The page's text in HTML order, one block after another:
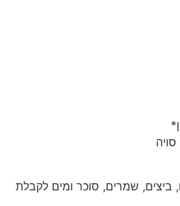
שמרים, סוכר ומים לקבלת